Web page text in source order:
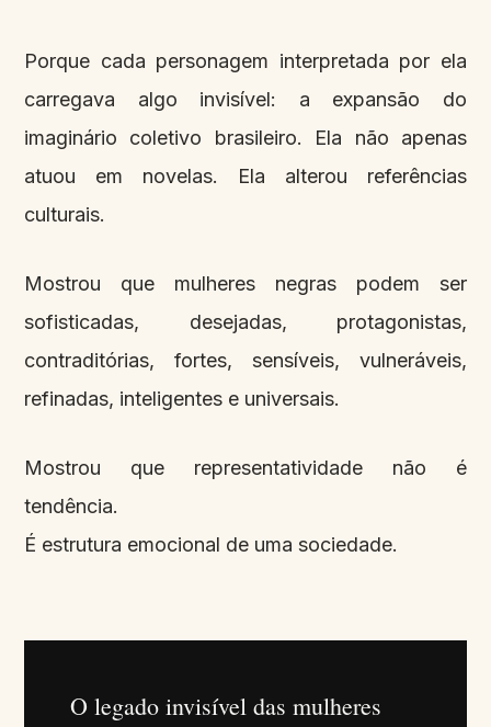
Porque cada personagem interpretada por ela
carregava algo invisível: a expansão do
imaginário coletivo brasileiro. Ela não apenas
atuou em novelas. Ela alterou referências
culturais.
Mostrou que mulheres negras podem ser
sofisticadas, desejadas, protagonistas,
contraditórias, fortes, sensíveis, vulneráveis,
refinadas, inteligentes e universais.
Mostrou que representatividade não é
tendência.
É estrutura emocional de uma sociedade.
O legado invisível das mulheres